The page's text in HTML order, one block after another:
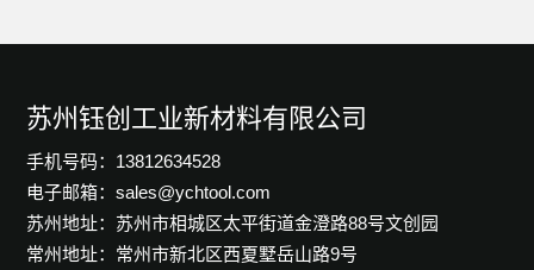
苏州钰创工业新材料有限公司
手机号码：13812634528
电子邮箱：sales@ychtool.com
苏州地址：苏州市相城区太平街道金澄路88号文创园
常州地址：常州市新北区西夏墅岳山路9号